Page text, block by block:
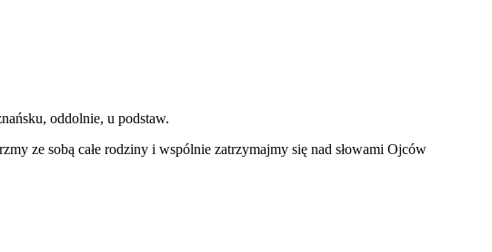
oddolnie, u podstaw.
ze sobą całe rodziny i wspólnie zatrzymajmy się nad słowami Ojców